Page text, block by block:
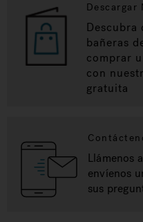
Descargar
Descubra
bañeras
comprar
con
gratuita
Llámenos
envíenos
sus